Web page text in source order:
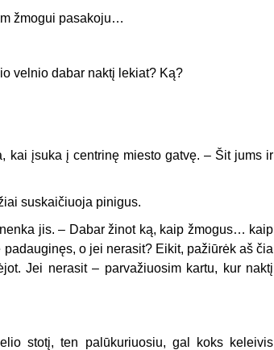
žmogui pasakoju…
velnio da­bar naktį lekiat? Ką?
kai įsuka į centrinę miesto gatvę. – Šit jums ir
suskai­čiuoja pinigus.
jis. – Dabar žinot ką, kaip žmogus… kaip
o jei nerasit? Eikit, pažiūrėk aš čia
Jei nerasit – parvažiuosim kartu, kur naktį
stotį, ten palūkuriuosiu, gal koks keleivis